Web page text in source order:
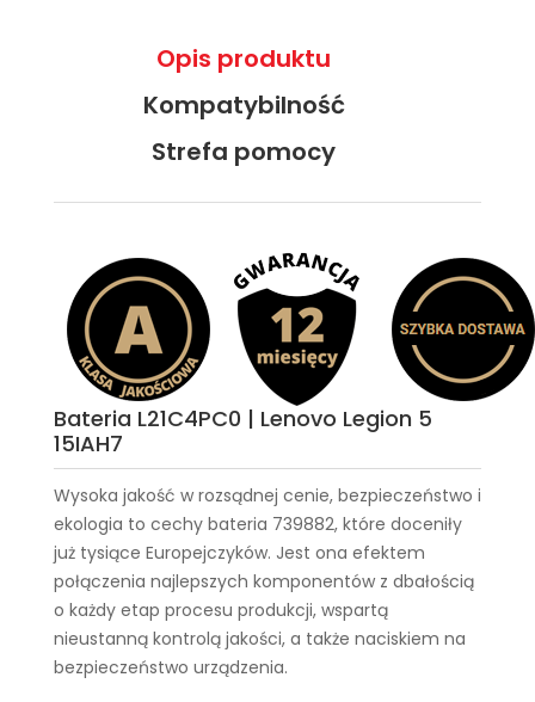
Opis produktu
Kompatybilność
Strefa pomocy
Bateria L21C4PC0 | Lenovo Legion 5
15IAH7
Wysoka jakość w rozsądnej cenie, bezpieczeństwo i
ekologia to cechy bateria 739882, które doceniły
już tysiące Europejczyków. Jest ona efektem
połączenia najlepszych komponentów z dbałością
o każdy etap procesu produkcji, wspartą
nieustanną kontrolą jakości, a także naciskiem na
bezpieczeństwo urządzenia.